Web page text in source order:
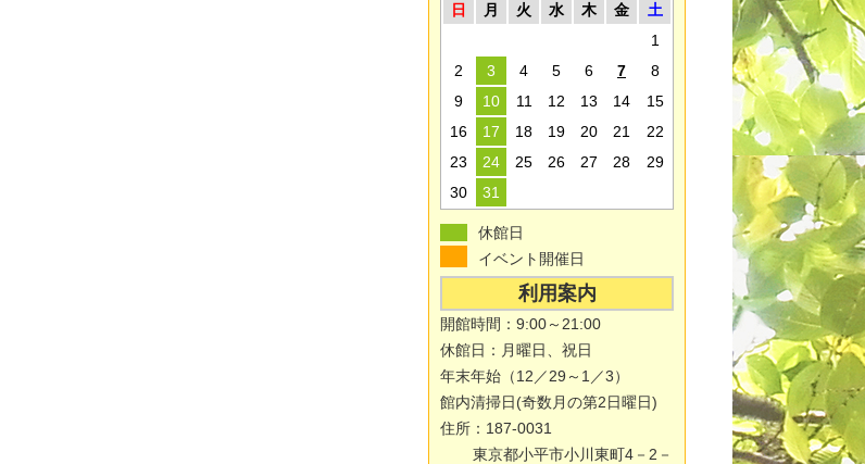
日
月 火 水 木 金
土
1
2
3 4 5 6 7
8
9
10 11 12 13 14
15
16
17 18 19 20 21
22
23
24 25 26 27 28
29
30
31
休館日
イベント開催日
利用案内
開館時間：9:00～21:00
休館日：月曜日、祝日
年末年始（12／29～1／3）
館内清掃日(奇数月の第2日曜日)
住所：187-0031
東京都小平市小川東町4－2－